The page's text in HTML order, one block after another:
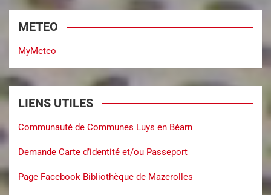
METEO
MyMeteo
LIENS UTILES
Communauté de Communes Luys en Béarn
Demande Carte d’identité et/ou Passeport
Page Facebook Bibliothèque de Mazerolles